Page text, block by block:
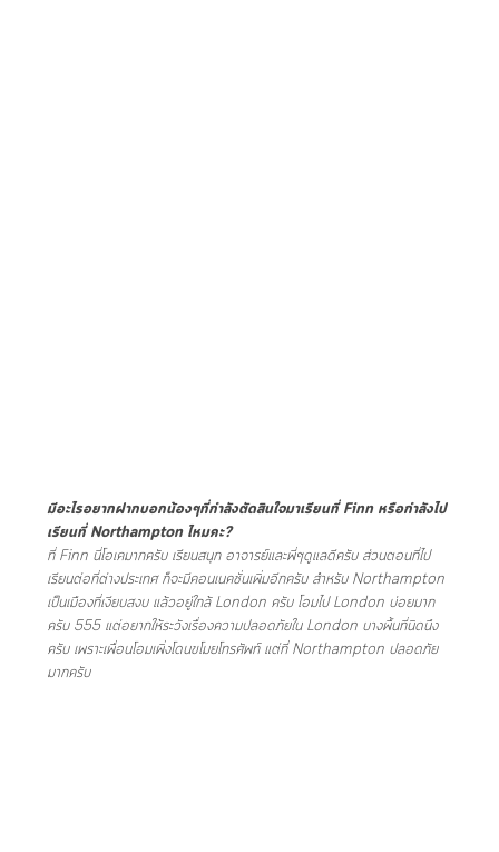
มีอะไรอยากฝากบอกน้องๆที่กำลังตัดสินใจมาเรียนที่ Finn หรือกำลังไป
เรียนที่ Northampton ไหมคะ?
ที่ Finn นี่โอเคมากครับ เรียนสนุก อาจารย์และพี่ๆดูแลดีครับ ส่วนตอนที่ไป
เรียนต่อที่ต่างประเทศ ก็จะมีคอนเนคชั่นเพิ่มอีกครับ สำหรับ Northampton
เป็นเมืองที่เงียบสงบ แล้วอยู่ใกล้ London ครับ โอมไป London บ่อยมาก
ครับ 555 แต่อยากให้ระวังเรื่องความปลอดภัยใน London บางพื้นที่นิดนึง
ครับ เพราะเพื่อนโอมเพิ่งโดนขโมยโทรศัพท์ แต่ที่ Northampton ปลอดภัย
มากครับ